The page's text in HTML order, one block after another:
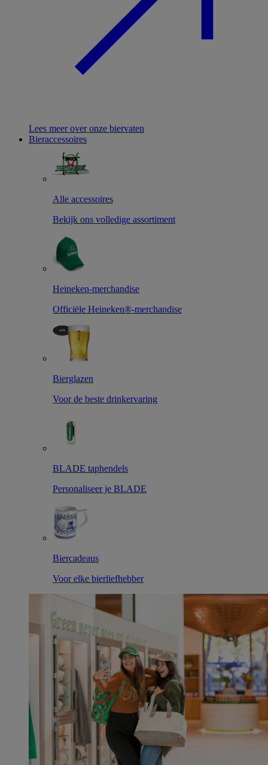
Lees meer over onze biervaten
Bieraccessoires
Alle accessoires
Bekijk ons volledige assortiment
Heineken-merchandise
Officiële Heineken®-merchandise
Bierglazen
Voor de beste drinkervaring
BLADE taphendels
Personaliseer je BLADE
Biercadeaus
Voor elke bierliefhebber